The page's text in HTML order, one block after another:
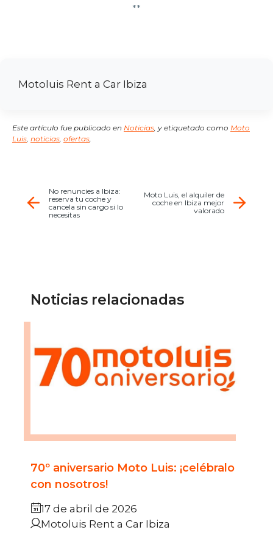
**
Motoluis Rent a Car Ibiza
Este artículo fue publicado en Noticias y etiquetado como Moto
Luis noticias ofertas
No renuncies a Ibiza:
reserva tu coche y
cancela sin cargo si lo
necesitas
Moto Luis, el alquiler de
coche en Ibiza mejor
valorado
Noticias relacionadas
70º aniversario Moto Luis: ¡celébralo
con nosotros!
17 de abril de 2026
Motoluis Rent a Car Ibiza